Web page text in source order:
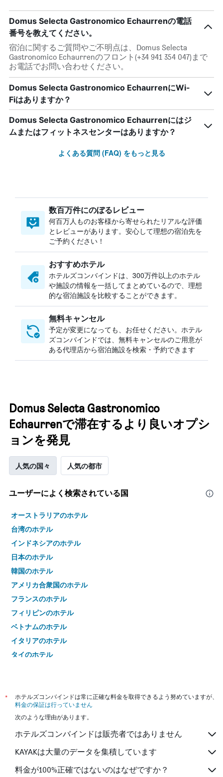
Domus Selecta Gastronomico Echaurrenの電話
番号を教えてください。
宿泊に関するご質問やご不明点は、Domus Selecta
Gastronomico Echaurrenのフロント(+34 941 354 047)まで
お電話でお問い合わせください。
Domus Selecta Gastronomico EchaurrenにWi-
Fiはありますか？
Domus Selecta Gastronomico Echaurrenにはジ
ムまたはフィットネスセンターはありますか？
よくある質問 (FAQ) をもっと見る
数百万件にのぼるレビュー
何百万人ものお客様から寄せられたリアルな評価
とレビューがあります。安心して理想の宿泊先を
ご予約ください！
おすすめホテル
ホテルズコンバインドは、300万件以上のホテル
や施設の情報を一括してまとめているので、理想
的な宿泊施設を比較することができます。
無料キャンセル
予定が変更になっても、お任せください。ホテル
ズコンバインドでは、無料キャンセルのご用意が
ある代理店から宿泊施設を検索・予約できます
Domus Selecta Gastronomico
Echaurrenで滞在するより良いオプシ
ョンを発見
人気の国々 人気の都市
ユーザーによく検索されている国
オーストラリアのホテル
台湾のホテル
インドネシアのホテル
日本のホテル
韓国のホテル
アメリカ合衆国のホテル
フランスのホテル
フィリピンのホテル
ベトナムのホテル
イタリアのホテル
タイのホテル
*
ホテルズコンバインドは常に正確な料金を取得できるよう努めていますが、
料金の保証は行っていません
次のような理由があります。
ホテルズコンバインドは販売者ではありません
KAYAKは大量のデータを集積しています
料金が100%正確ではないのはなぜですか？